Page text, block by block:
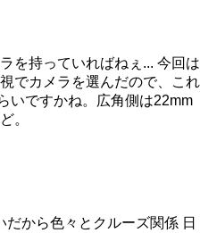
を持っていればねぇ... 今回は
でカメラを選んだので、これ
いですかね。広角側は22mm
。
から色々とクルーズ関係 日